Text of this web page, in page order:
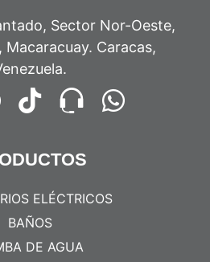
Sector Nor-Oeste,
Macaracuay. Caracas,
ELÉCTRICOS
BAÑOS
DE AGUA